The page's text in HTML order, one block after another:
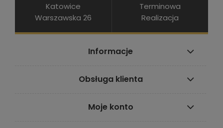
Katowice
Warszawska 26
Terminowa
Realizacja
Informacje
Obsługa klienta
Moje konto